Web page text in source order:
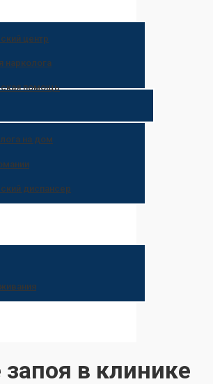
центр
нарколога
помощь
на дом
диспансер
в клинике